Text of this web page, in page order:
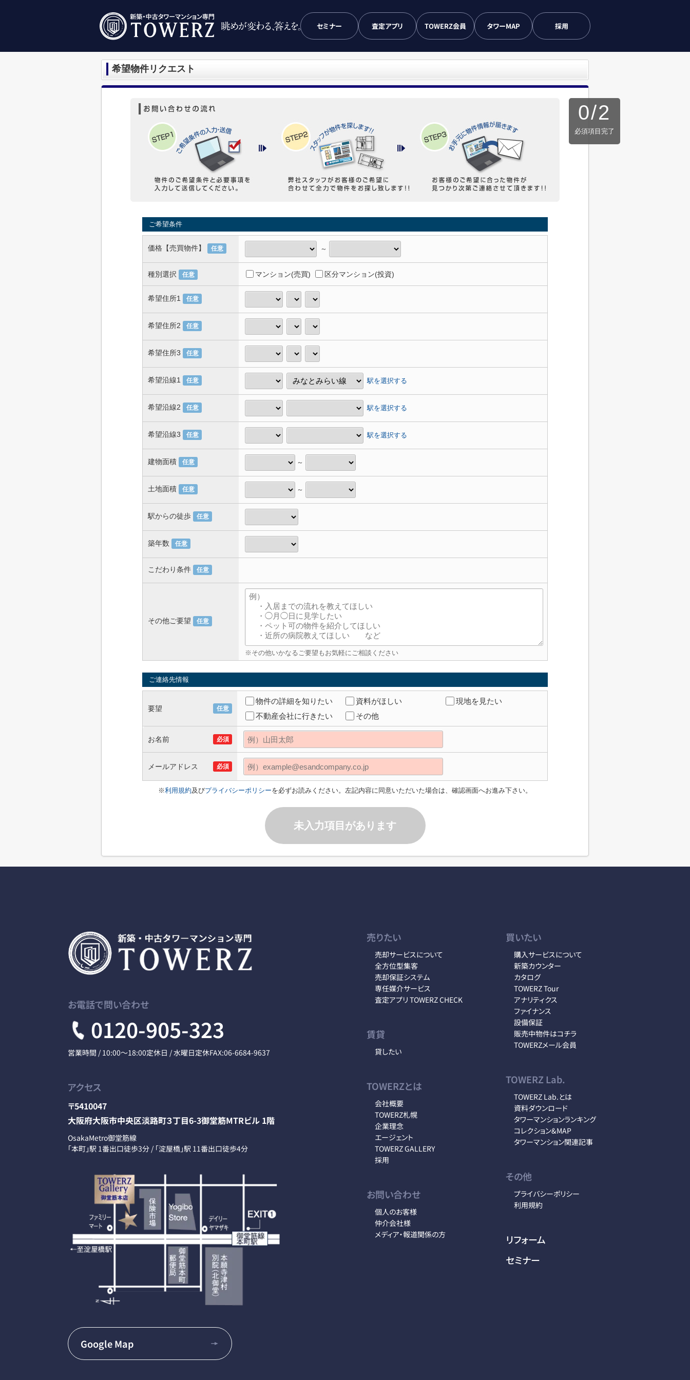
セミナー 査定アプリ TOWERZ会員 タワーMAP 採用
希望物件リクエスト
0/2
必須項目完了
ご希望条件
価格【売買物件】 任意 ～
種別選択 任意 マンション(売買) 区分マンション(投資)
希望住所1 任意
希望住所2 任意
希望住所3 任意
希望沿線1 任意 駅を選択する
希望沿線2 任意 駅を選択する
希望沿線3 任意 駅を選択する
建物面積 任意 ～
土地面積 任意 ～
駅からの徒歩 任意
築年数 任意
こだわり条件 任意
その他ご要望 任意
※その他いかなるご要望もお気軽にご相談ください
ご連絡先情報
要望 任意
物件の詳細を知りたい 資料がほしい
現地を見たい
不動産会社に行きたい
その他
お名前 必須
メールアドレス 必須
※利用規約及びプライバシーポリシーを必ずお読みください。左記内容に同意いただいた場合は、確認画面へお進み下さい。
未入力項目があります
お電話で問い合わせ
0120-905-323
営業時間 / 10:00～18:00定休日 / 水曜日定休FAX:06-6684-9637
アクセス
〒5410047
大阪府大阪市中央区淡路町３丁目6-3御堂筋MTRビル 1階
OsakaMetro御堂筋線
「本町」駅 1番出口徒歩3分 / 「淀屋橋」駅 11番出口徒歩4分
Google Map
売りたい
売却サービスについて
全方位型集客
売却保証システム
専任媒介サービス
査定アプリ TOWERZ CHECK
賃貸
貸したい
TOWERZとは
会社概要
TOWERZ札幌
企業理念
エージェント
TOWERZ GALLERY
採用
お問い合わせ
個人のお客様
仲介会社様
メディア・報道関係の方
買いたい
購入サービスについて
新築カウンター
カタログ
TOWERZ Tour
アナリティクス
ファイナンス
設備保証
販売中物件はコチラ
TOWERZメール会員
TOWERZ Lab.
TOWERZ Lab.とは
資料ダウンロード
タワーマンションランキング
コレクション&MAP
タワーマンション関連記事
その他
プライバシーポリシー
利用規約
リフォーム
セミナー